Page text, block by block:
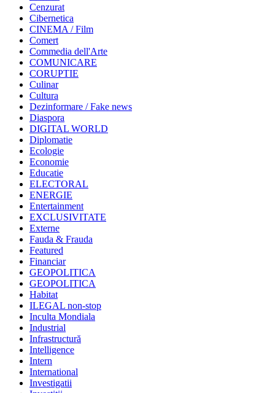
Cenzurat
Cibernetica
CINEMA / Film
Comert
Commedia dell'Arte
COMUNICARE
CORUPTIE
Culinar
Cultura
Dezinformare / Fake news
Diaspora
DIGITAL WORLD
Diplomatie
Ecologie
Economie
Educatie
ELECTORAL
ENERGIE
Entertainment
EXCLUSIVITATE
Externe
Fauda & Frauda
Featured
Financiar
GEOPOLITICA
GEOPOLITICA
Habitat
ILEGAL non-stop
Inculta Mondiala
Industrial
Infrastructură
Intelligence
Intern
International
Investigatii